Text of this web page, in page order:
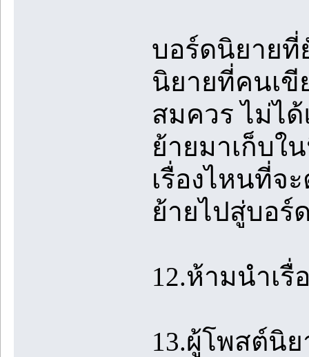
บอร์ดนิยายที่
นิยายที่คนเขี
สมควร ไม่ไ
ย้ายมาเก็บใ
เรื่องไหนที่จ
ย้ายไปสู่บอร์
12.ห้ามนำเ
13.ผู้โพสต์นิ